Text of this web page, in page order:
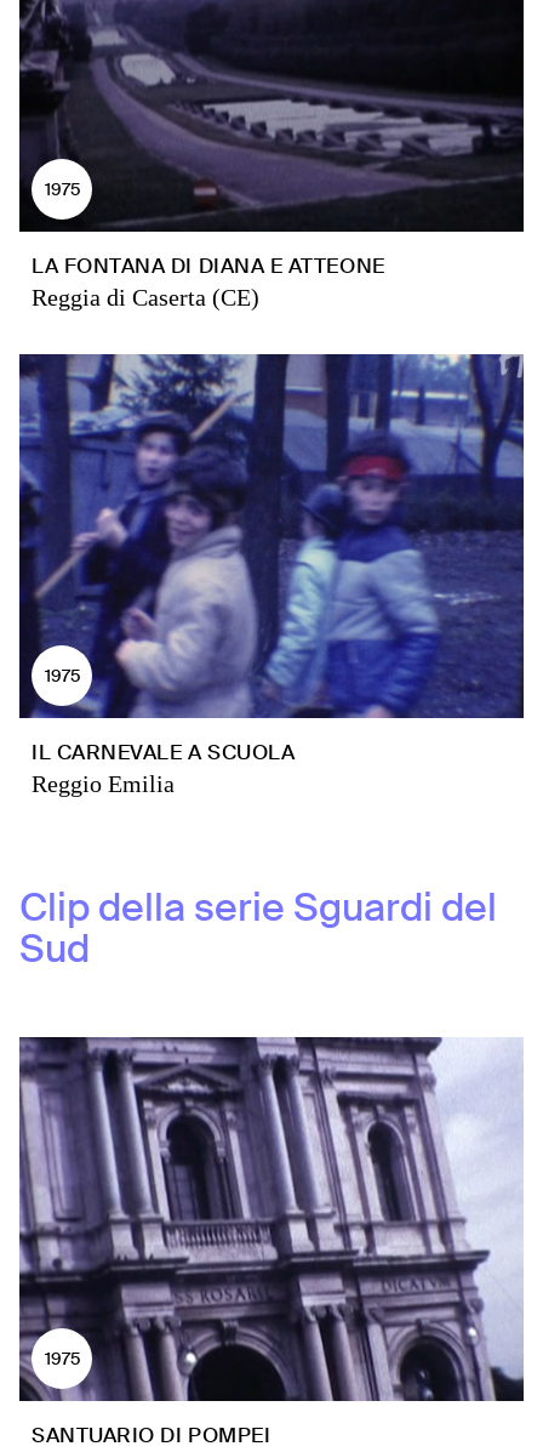
1975
LA FONTANA DI DIANA E ATTEONE
Reggia di Caserta (CE)
1975
IL CARNEVALE A SCUOLA
Reggio Emilia
Clip della serie Sguardi del
Sud
1975
SANTUARIO DI POMPEI